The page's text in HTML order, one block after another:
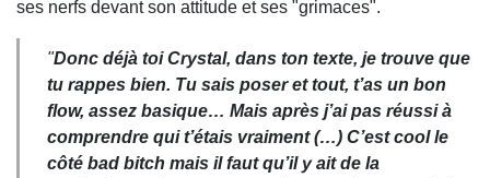
ses nerfs devant son attitude et ses "grimaces".
"Donc déjà toi Crystal, dans ton texte, je trouve que
tu rappes bien. Tu sais poser et tout, t’as un bon
flow, assez basique… Mais après j’ai pas réussi à
comprendre qui t’étais vraiment (…) C’est cool le
côté bad bitch mais il faut qu’il y ait de la